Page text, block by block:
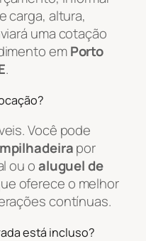
carga, altura,
uma cotação
emPorto
.
Você pode
por
ou oaluguel de
oferece o melhor
contínuas.
está incluso?